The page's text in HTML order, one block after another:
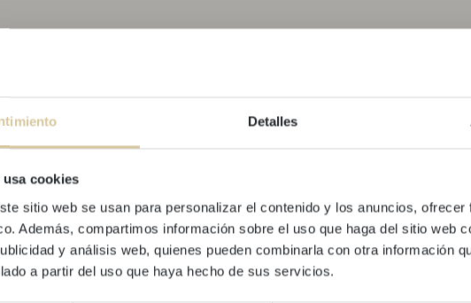
Detalles
usa cookies
sitio web se usan para personalizar el contenido y los anuncios,
Además, compartimos información sobre el uso que haga del sitio web
y análisis web, quienes pueden combinarla con otra información
a partir del uso que haya hecho de sus servicios.
Reserva la teva pròxima
House i Kare No i gaudeix
el codi